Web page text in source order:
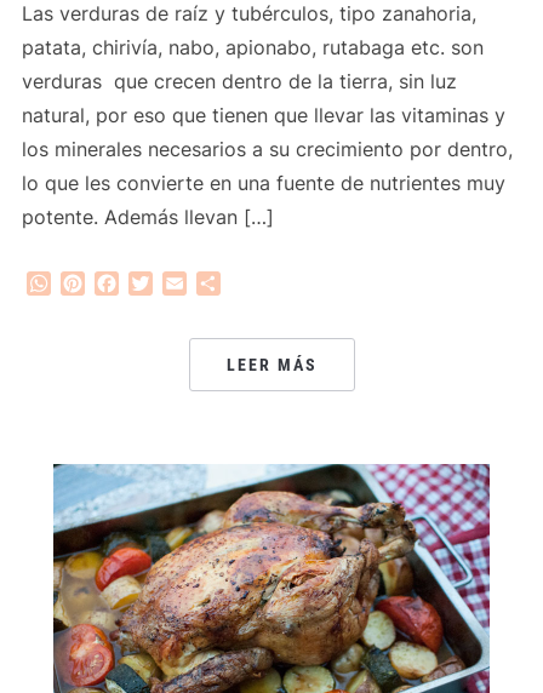
Las verduras de raíz y tubérculos, tipo zanahoria,
patata, chirivía, nabo, apionabo, rutabaga etc. son
verduras que crecen dentro de la tierra, sin luz
natural, por eso que tienen que llevar las vitaminas y
los minerales necesarios a su crecimiento por dentro,
lo que les convierte en una fuente de nutrientes muy
potente. Además llevan […]
WhatsApp
PinterestFacebook
Twitter
Email
LEER MÁS